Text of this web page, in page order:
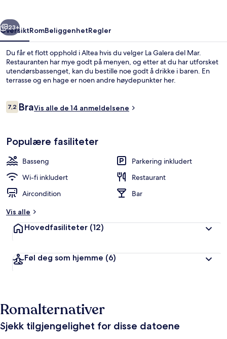
Neste
23+
OversiktRomBeliggenhetRegler
Du får et flott opphold i Altea hvis du velger La Galera del Mar.
Restauranten har mye godt på menyen, og etter at du har utforsket
utendørsbassenget, kan du bestille noe godt å drikke i baren. En
terrasse og en hage er noen andre høydepunkter her.
Anmeldelser
7,27,2 av 10 –
BraVis alle de 14 anmeldelsene
Populære fasiliteter
Basseng
Parkering inkludert
Wi-fi inkludert
Restaurant
Aircondition
Bar
Vis alle
Hovedfasiliteter (12)
Føl deg som hjemme (6)
Romalternativer
Sjekk tilgjengelighet for disse datoene